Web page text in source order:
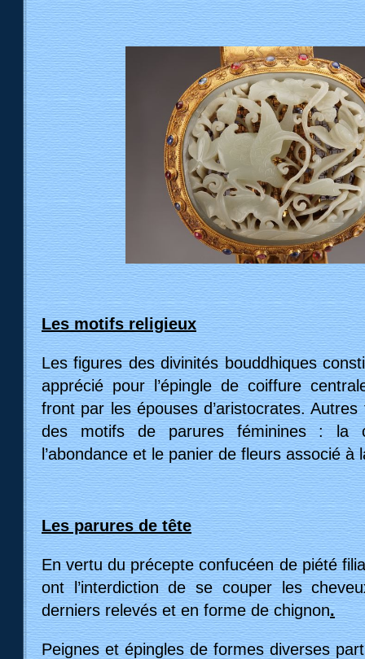
Les motifs religieux
Les figures des divinités bouddhiques
apprécié pour l’épingle de coiffure
front par les épouses d’aristocrates.
des motifs de parures féminines : la
l’abondance et le panier de fleurs associé à
Les parures de tête
En vertu du précepte confucéen de piété
ont l’interdiction de se couper les
derniers relevés et en forme de chignon.
Peignes et épingles de formes diverses